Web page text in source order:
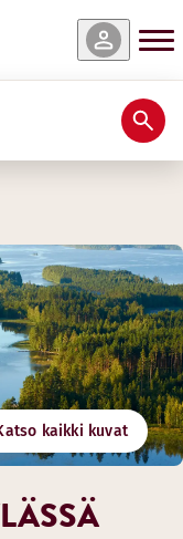
kaikki kuvat